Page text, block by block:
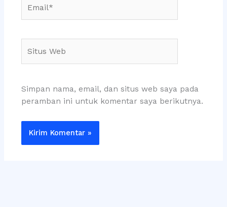
Web
Simpan nama, email, dan situs web saya pada
peramban ini untuk komentar saya berikutnya.